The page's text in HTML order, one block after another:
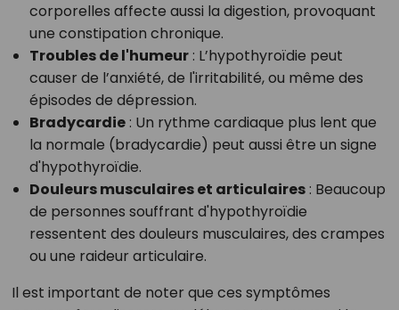
corporelles affecte aussi la digestion, provoquant
une constipation chronique.
Troubles de l'humeur: L’hypothyroïdie peut
causer de l’anxiété, de l'irritabilité, ou même des
épisodes de dépression.
Bradycardie: Un rythme cardiaque plus lent que
la normale (bradycardie) peut aussi être un signe
d'hypothyroïdie.
Douleurs musculaires et articulaires: Beaucoup
de personnes souffrant d'hypothyroïdie
ressentent des douleurs musculaires, des crampes
ou une raideur articulaire.
Il est important de noter que ces symptômes